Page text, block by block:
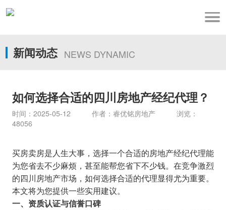
新闻动态 NEWS DYNAMIC
如何选择合适的四川房地产经纪代理？
时间：2025-05-12 作者：睿优铭房地产 浏览：
48056
买房卖房是人生大事，选择一个合适的房地产经纪代理能
为您省去不少麻烦，甚至能帮您省下不少钱。在竞争激烈
的四川房地产市场，如何选择合适的代理显得尤为重要。
本文将为您提供一些实用建议。
一、资质认证与信誉口碑